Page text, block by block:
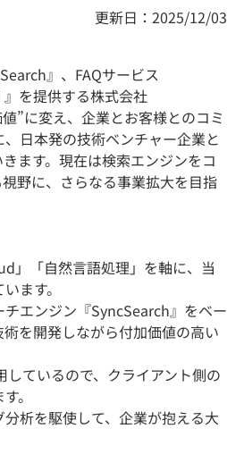
更新日：2025/12/03
』、FAQサービス
を提供する株式会社
”に変え、企業とお客様とのコミ
日本発の技術ベンチャー企業と
ます。現在は検索エンジンをコ
野に、さらなる事業拡大を目指
」「自然言語処理」を軸に、当
ます。
エンジン『SyncSearch』をベー
を開発しながら付加価値の高い
ているので、クライアント側の
。
析を駆使して、企業が抱える大